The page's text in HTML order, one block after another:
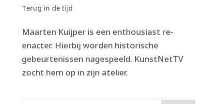
Terug in de tijd
Maarten Kuijper is een enthousiast re-
enacter. Hierbij worden historische
gebeurtenissen nagespeeld. KunstNetTV
zocht hem op in zijn atelier.